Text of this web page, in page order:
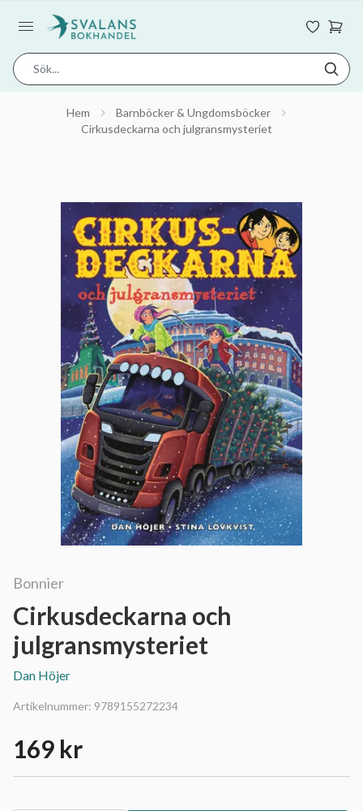
Hem
Barnböcker & Ungdomsböcker
Cirkusdeckarna och julgransmysteriet
Bonnier
Cirkusdeckarna och
julgransmysteriet
Dan Höjer
Artikelnummer: 9789155272234
169 kr